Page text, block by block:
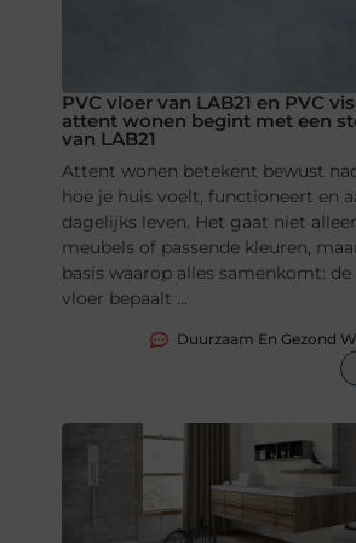
PVC vloer van LAB21 en PVC
attent wonen begint met een
van LAB21
Attent wonen betekent bewust
hoe je huis voelt, functioneert en
dagelijks leven. Het gaat niet
meubels of passende kleuren,
basis waarop alles samenkomt: de
vloer bepaalt ...
Duurzaam En Gezond